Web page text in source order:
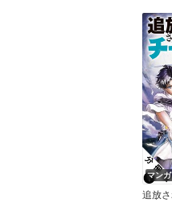
マン